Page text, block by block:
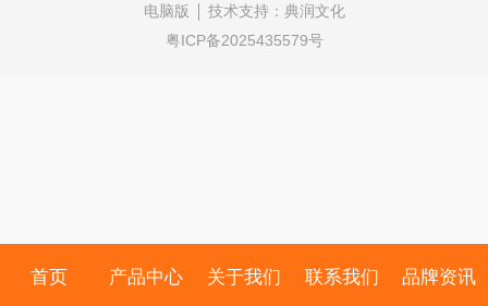
电脑版
技术支持： 典润文化
粤ICP备2025435579号
首页 产品中心 关于我们 联系我们 品牌资讯